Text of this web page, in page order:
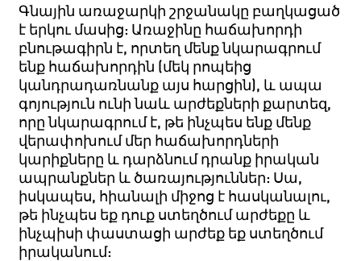
Գնային առաջարկի շրջանակը բաղկացած
է երկու մասից: Առաջինը հաճախորդի
բնութագիրն է, որտեղ մենք նկարագրում
ենք հաճախորդին (մեկ րոպեից
կանդրադառնանք այս հարցին), և ապա
գոյություն ունի նաև արժեքների քարտեզ,
որը նկարագրում է, թե ինչպես ենք մենք
վերափոխում մեր հաճախորդների
կարիքները և դարձնում դրանք իրական
ապրանքներ և ծառայություններ: Սա,
իսկապես, հիանալի միջոց է հասկանալու,
թե ինչպես եք դուք ստեղծում արժեքը և
ինչպիսի փաստացի արժեք եք ստեղծում
իրականում: